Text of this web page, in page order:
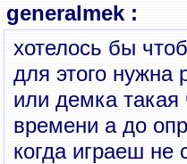
generalmek :
хотелось бы
для этого нужна
или демка
времени а до
когда играеш не